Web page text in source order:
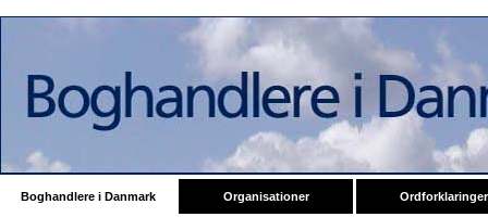
Boghandlere i Danmark Organisationer Ordforklaringer